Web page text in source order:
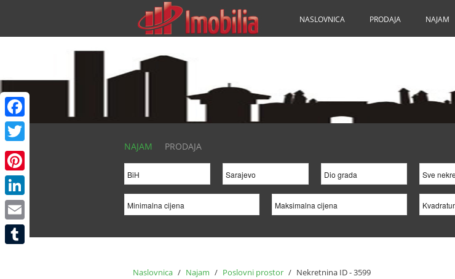
NASLOVNICA PRODAJA NAJAM
Facebook
Twitter
Pinterest
LinkedIn
Email
NAJAM PRODAJA
Naslovnica / Najam / Poslovni prostor / Nekretnina ID - 3599